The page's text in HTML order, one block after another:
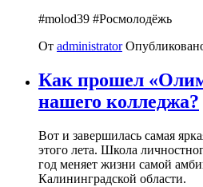
#molod39 #Росмолодёжь
От administrator
Как прошел
нашего колледжа?
Вот и завершилась самая
этого лета. Школа
год меняет жизни самой
Калининградской области.